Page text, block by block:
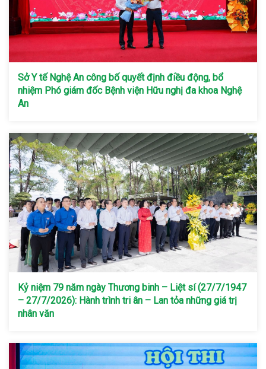
Sở Y tế Nghệ An công bố quyết định điều động, bổ
nhiệm Phó giám đốc Bệnh viện Hữu nghị đa khoa Nghệ
An
Kỷ niệm 79 năm ngày Thương binh – Liệt sí (27/7/1947
– 27/7/2026): Hành trình tri ân – Lan tỏa những giá trị
nhân văn